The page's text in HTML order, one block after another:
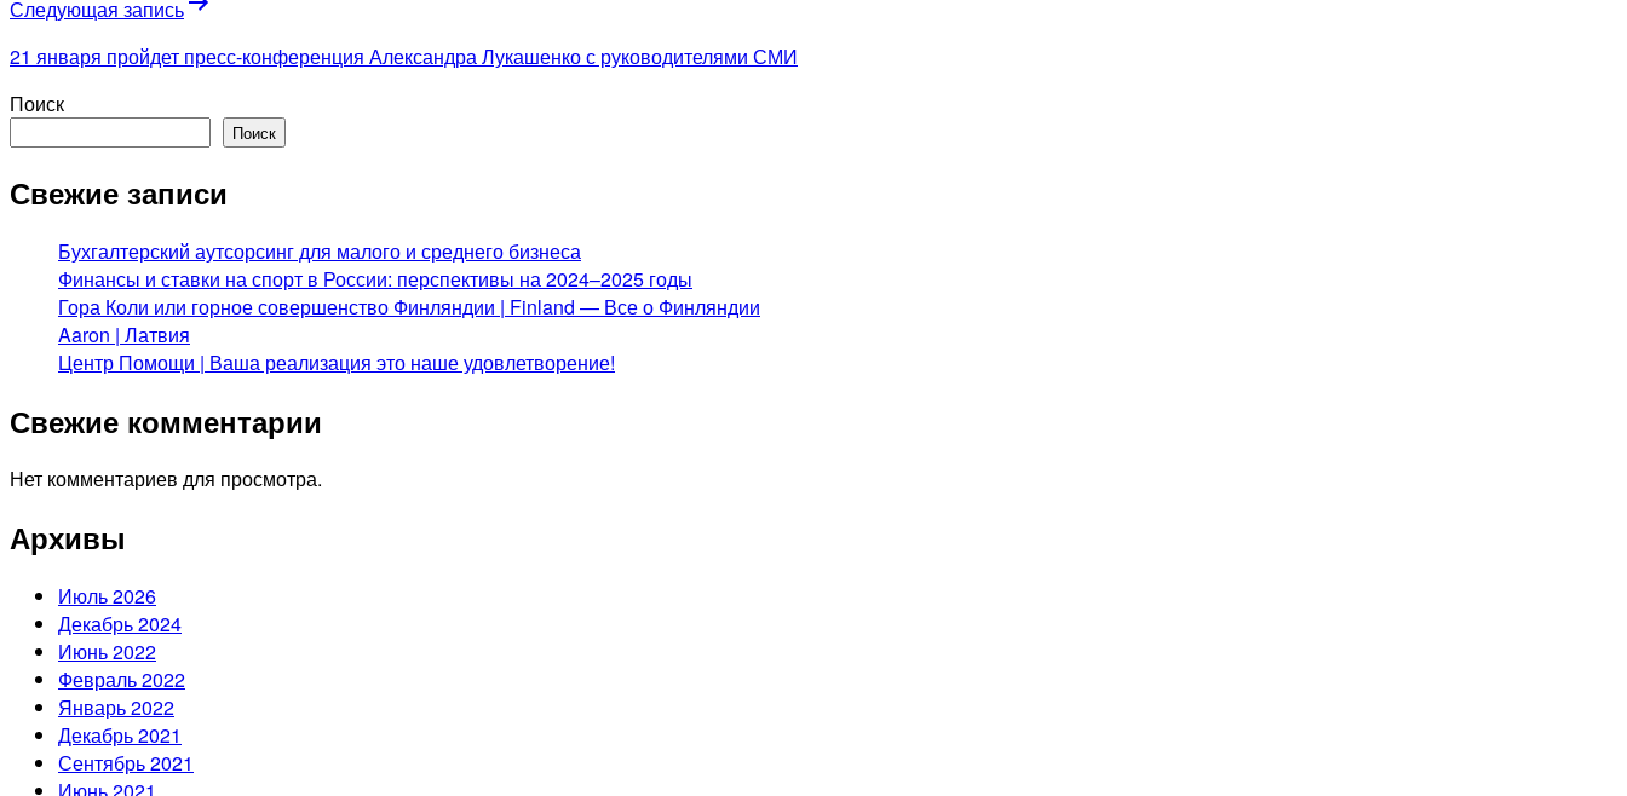
Следующая запись
21 января пройдет пресс-конференция Александра Лукашенко с руководителями СМИ
Поиск
Поиск
Свежие записи
Бухгалтерский аутсорсинг для малого и среднего бизнеса
Финансы и ставки на спорт в России: перспективы на 2024–2025 годы
Гора Коли или горное совершенство Финляндии | Finland — Все о Финляндии
Aaron | Латвия
Центр Помощи | Ваша реализация это наше удовлетворение!
Свежие комментарии
Нет комментариев для просмотра.
Архивы
Июль 2026
Декабрь 2024
Июнь 2022
Февраль 2022
Январь 2022
Декабрь 2021
Сентябрь 2021